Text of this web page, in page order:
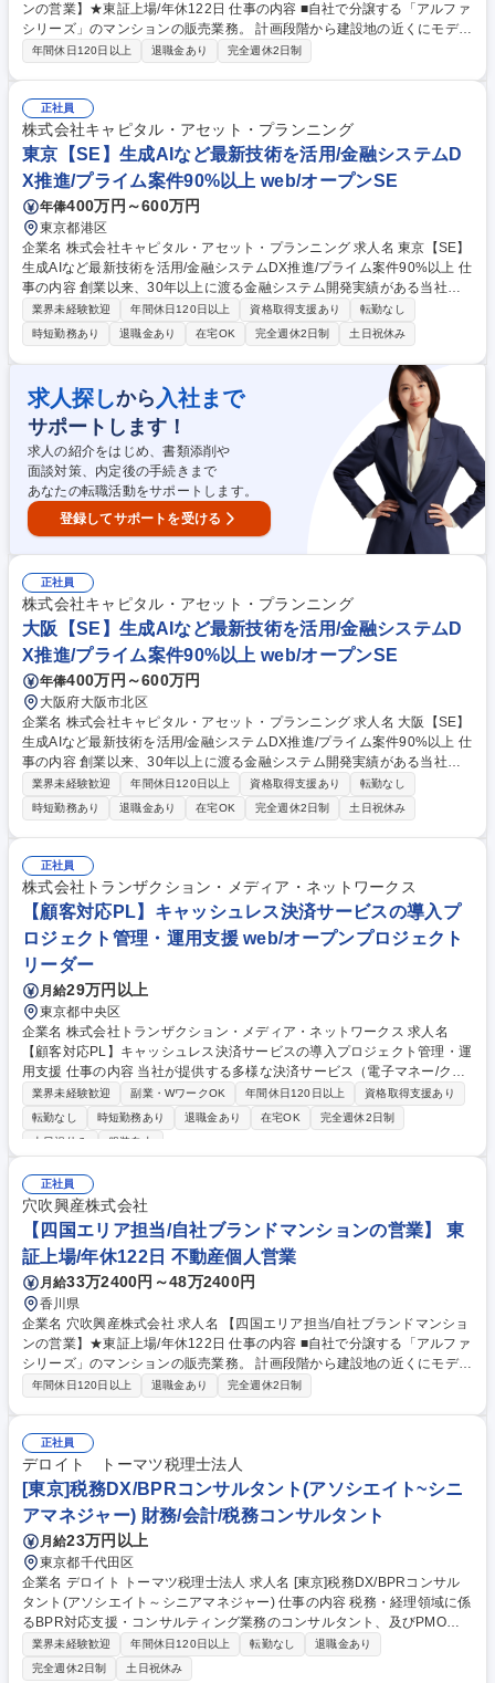
ンの営業】★東証上場/年休122日 仕事の内容 ■自社で分譲する「アルファ
シリーズ」のマンションの販売業務。 計画段階から建設地の近くにモデル
ルームを常設し、現地での集客（ポスティング等）から、来場者への接
につなげる仕事です。 ◎標準的には一棟50～100戸の物件を、5～8名の
チームで半年～1年をかけて販売します。 ◎営業スタイルやローン・契約
等の専門知識を身に付けた後、早い機会にチームリーダーとしての活躍を
期待しています。 募集職種 【中国エリア担当/自社ブランドマンションの
営業】★東証上場/年休122日
年間休日120日以上 退職金あり 完全週休2日制
正社員
株式会社キャピタル・アセット・プランニング
東京【SE】生成AIなど最新技術を活用/金融システムD
X推進/プライム案件90%以上 web/オープンSE
年俸400万円～600万円
東京都港区
企業名 株式会社キャピタル・アセット・プランニング 求人名 東京【SE】
生成AIなど最新技術を活用/金融システムDX推進/プライム案件90%以上 仕
事の内容 創業以来、30年以上に渡る金融システム開発実績がある当社は
金融機関のフロントエンドシステムで国内TOPシェアを誇ります。大手金
融機関向けWebシステム開発をお任せします。 【世界水準の技術力をも
ったプロダクトが強み】 ■世界FintechランキングTOP100に5年連続選
出、生保を中心とした金融業界で導入シェアTOPクラスを誇る、技術力の
高いプロダクトを展開しています。 ■コンサルティングなどの上流工程か
ら開発まで一気通貫したサービスを提供できていることに加え、金融業界
の専門知識を持った社員が多く、お客様からの高評価が、長期的な直取引
に繋がっています。 募集職種 東京【SE】生成AIなど最新技術を活用/金融
システムDX推進/プライム案件90%以上
業界未経験歓迎 年間休日120日以上 資格取得支援あり
転勤なし
時短勤務あり
退職金あり 在宅OK 完全週休2日制 土日祝休み
求人探しから 入社まで
サポートします！
求人の紹介をはじめ、書類添削や
面談対策、内定後の手続きまで
あなたの転職活動をサポートします。
登録してサポートを受ける
正社員
株式会社キャピタル・アセット・プランニング
大阪【SE】生成AIなど最新技術を活用/金融システムD
X推進/プライム案件90%以上 web/オープンSE
年俸400万円～600万円
大阪府大阪市北区
企業名 株式会社キャピタル・アセット・プランニング 求人名 大阪【SE】
生成AIなど最新技術を活用/金融システムDX推進/プライム案件90%以上 仕
事の内容 創業以来、30年以上に渡る金融システム開発実績がある当社は
金融機関のフロントエンドシステムで国内TOPシェアを誇ります。大手金
融機関向けWebシステム開発をお任せします。 【世界水準の技術力をも
ったプロダクトが強み】 ■世界FintechランキングTOP100に5年連続選
出、生保を中心とした金融業界で導入シェアTOPクラスを誇る、技術力の
高いプロダクトを展開しています。 ■コンサルティングなどの上流工程か
ら開発まで一気通貫したサービスを提供できていることに加え、金融業界
の専門知識を持った社員が多く、お客様からの高評価が、長期的な直取引
に繋がっています。 募集職種 大阪【SE】生成AIなど最新技術を活用/金融
システムDX推進/プライム案件90%以上
業界未経験歓迎 年間休日120日以上 資格取得支援あり
転勤なし
時短勤務あり
退職金あり 在宅OK 完全週休2日制 土日祝休み
正社員
株式会社トランザクション・メディア・ネットワークス
【顧客対応PL】キャッシュレス決済サービスの導入プ
ロジェクト管理・運用支援 web/オープンプロジェクト
リーダー
月給29万円以上
東京都中央区
企業名 株式会社トランザクション・メディア・ネットワークス 求人名
【顧客対応PL】キャッシュレス決済サービスの導入プロジェクト管理・運
用支援 仕事の内容 当社が提供する多様な決済サービス（電子マネー/クレ
ジットカード/ポイント/QRコード決済）をコンビニ、ス―パー、大手企業
などの顧客に導入するプロジェクトの管理・支援および運用サポートをお
任せします。 【プロジェクト管理】■プロジェクトリーダーとしてPJを立
理、目標達成に向けた推進【顧客対応・要件定義】■新規導入顧客や既存
顧客からのヒアリングを通じ業務要件や課題を整理■顧客のニーズを元に
最適なシステム仕様や導入計画を提案【ステークホルダー間の調整】■顧
客、社内開発チーム、クレジットカード会社など複数間での調整・折衝 募
集職種 【顧客対応PL】キャッシュレス決済サービスの導入プロジェクト
管理・運用支援
業界未経験歓迎 副業・WワークOK 年間休日120日以上
資格取得支援あり
転勤なし
時短勤務あり 退職金あり 在宅OK
完全週休2日制
土日祝休み
服装自由
正社員
穴吹興産株式会社
【四国エリア担当/自社ブランドマンションの営業】 東
証上場/年休122日 不動産個人営業
月給33万2400円～48万2400円
香川県
企業名 穴吹興産株式会社 求人名 【四国エリア担当/自社ブランドマンショ
ンの営業】★東証上場/年休122日 仕事の内容 ■自社で分譲する「アルファ
シリーズ」のマンションの販売業務。 計画段階から建設地の近くにモデル
ルームを常設し、現地での集客（ポスティング等）から、来場者への接
につなげる仕事です。 ◎標準的には一棟50～100戸の物件を、5～8名の
チームで半年～1年をかけて販売します。 ◎営業スタイルやローン・契約
等の専門知識を身に付けた後、早い機会にチームリーダーとしての活躍を
期待しています。 募集職種 【四国エリア担当/自社ブランドマンションの
営業】★東証上場/年休122日
年間休日120日以上 退職金あり 完全週休2日制
正社員
デロイト トーマツ税理士法人
[東京]税務DX/BPRコンサルタント(アソシエイト~シニ
アマネジャー) 財務/会計/税務コンサルタント
月給23万円以上
東京都千代田区
企業名 デロイト トーマツ税理士法人 求人名 [東京]税務DX/BPRコンサル
タント(アソシエイト～シニアマネジャー) 仕事の内容 税務・経理領域に係
るBPR対応支援・コンサルティング業務のコンサルタント、及びPMOと
してPJに参画いただきます。クライアントの業務を理解し、各専門家と連
携して顧客に改革をもたらすことがミッションです。 【業務改善コンサル
業界未経験歓迎 年間休日120日以上 転勤なし
退職金あり
完全週休2日制
土日祝休み